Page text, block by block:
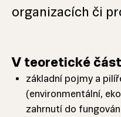
organizacích či
V teoretické
základní pojmy a
(environmentální,
zahrnutí do